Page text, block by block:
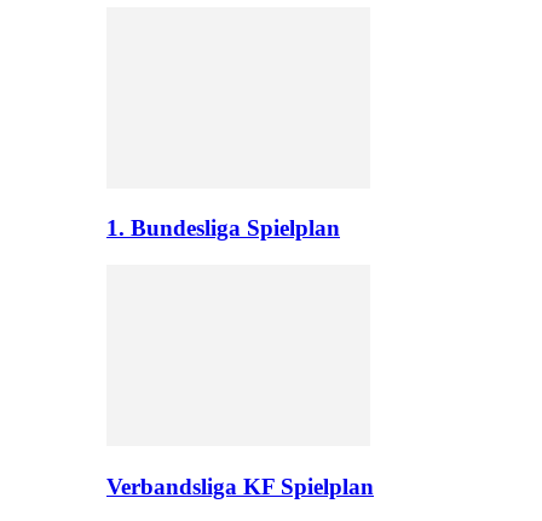
1. Bundesliga Spielplan
Verbandsliga KF Spielplan